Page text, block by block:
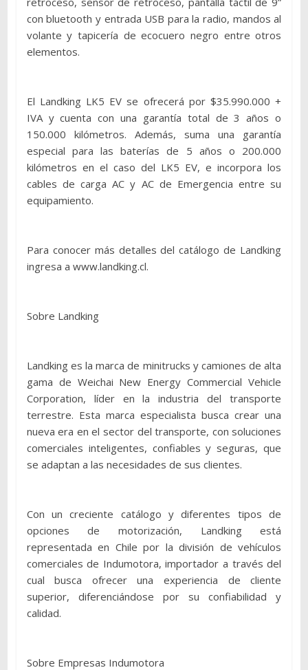
con bluetooth y entrada USB para la radio, mandos al
volante y tapicería de ecocuero negro entre otros
elementos.
El Landking LK5 EV se ofrecerá por $35.990.000 +
IVA y cuenta con una garantía total de 3 años o
150.000 kilómetros. Además, suma una garantía
especial para las baterías de 5 años o 200.000
kilómetros en el caso del LK5 EV, e incorpora los
cables de carga AC y AC de Emergencia entre su
equipamiento.
Para conocer más detalles del catálogo de Landking
ingresa a www.landking.cl.
Sobre Landking
Landking es la marca de minitrucks y camiones de alta
gama de Weichai New Energy Commercial Vehicle
Corporation, líder en la industria del transporte
terrestre. Esta marca especialista busca crear una
nueva era en el sector del transporte, con soluciones
comerciales inteligentes, confiables y seguras, que
se adaptan a las necesidades de sus clientes.
Con un creciente catálogo y diferentes tipos de
opciones de motorización, Landking está
representada en Chile por la división de vehículos
comerciales de Indumotora, importador a través del
cual busca ofrecer una experiencia de cliente
superior, diferenciándose por su confiabilidad y
calidad.
Sobre Empresas Indumotora